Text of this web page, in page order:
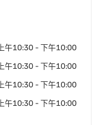
上午10:30 - 下午10:00
上午10:30 - 下午10:00
上午10:30 - 下午10:00
上午10:30 - 下午10:00